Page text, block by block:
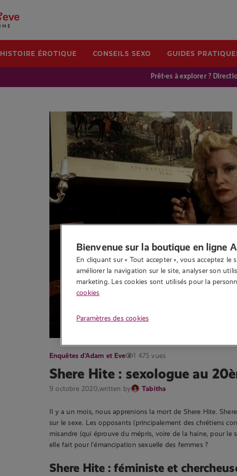
HISTOIRE ÉROTIQUE CONSEILS SEXO GUIDES
Prêt·es à explorer ?
Enquêtes d'Adam et Eve 1 475 vues
Shere Hite : sexologue au
9 octobre 2020,written by Tabitha
Il y a un mois, nous apprenions la mort de Shere Hite.
sur le sexe. Les opposants (principalement des chrétiens
misandre (qui éprouve du mépris, voire de la haine, pour le
elle fait pour l’émancipation sexuelle des femmes ?
Shere Hite : féministe et
Bienvenue sur la boutique en ligne
En cliquant sur « Tout accepter », vous acceptez
améliorer la navigation sur le site, analyser son
marketing. Les cookies sont utilisés pour la
cookies
Paramètres des cookies